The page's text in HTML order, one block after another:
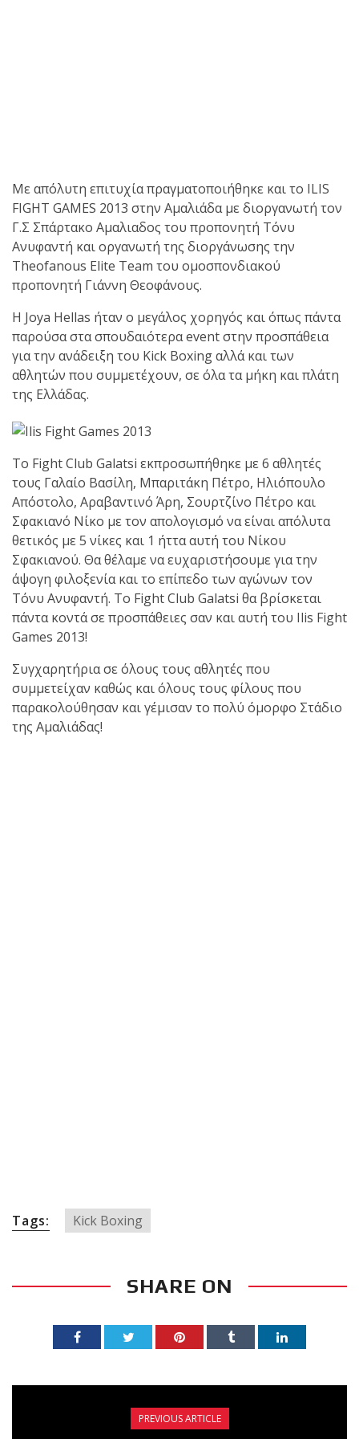
ολοκλήρωσαν με επιτυχία
τις καλοκαιρινές
εξετάσεις έγχρωμων
ζωνών!
Με μεγάλη
επιτυχία
πραγματοποιήθηκε το
Brazilian Jiu-Jitsu με τον
Gracie στο Fight Club
Galatsi!
Ο
Κορυφαίος
Βραζιλιάνος προπονητής
Reyson Gracie Red Belt 9th
για λίγους, στο Fight Club
Galatsi..!
Με απόλυτη επιτυχία πραγματοποιήθηκε και το ILIS
FIGHT GAMES 2013 στην Αμαλιάδα με διοργανωτή τον
Γ.Σ Σπάρτακο Αμαλιαδος του προπονητή Τόνυ
Ανυφαντή και οργανωτή της διοργάνωσης την
Theofanous Elite Team του ομοσπονδιακού
προπονητή Γιάννη Θεοφάνους.
Η Joya Hellas ήταν ο μεγάλος χορηγός και όπως πάντα
παρούσα στα σπουδαιότερα event στην προσπάθεια
για την ανάδειξη του Kick Boxing αλλά και των
αθλητών που συμμετέχουν, σε όλα τα μήκη και πλάτη
της Ελλάδας.
To Fight Club Galatsi εκπροσωπήθηκε με 6 αθλητές
τους Γαλαίο Βασίλη, Μπαριτάκη Πέτρο, Ηλιόπουλο
Απόστολο, Αραβαντινό Άρη, Σουρτζίνο Πέτρο και
Σφακιανό Νίκο με τον απολογισμό να είναι απόλυτα
θετικός με 5 νίκες και 1 ήττα αυτή του Νίκου
Σφακιανού. Θα θέλαμε να ευχαριστήσουμε για την
άψογη φιλοξενία και το επίπεδο των αγώνων τον
Τόνυ Ανυφαντή. To Fight Club Galatsi θα βρίσκεται
πάντα κοντά σε προσπάθειες σαν και αυτή του Ilis Fight
Games 2013!
Συγχαρητήρια σε όλους τους αθλητές που
συμμετείχαν καθώς και όλους τους φίλους που
παρακολούθησαν και γέμισαν το πολύ όμορφο Στάδιο
της Αμαλιάδας!
Tags: Kick Boxing
SHARE ON
PREVIOUS ARTICLE